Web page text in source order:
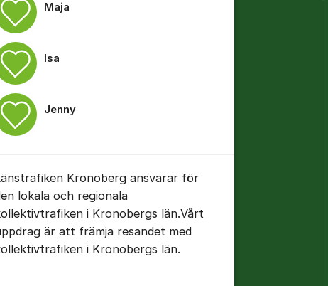
för inlägg/kommentar
Maja
Isa
Jenny
Kronoberg ansvarar för
lokala och regionala
i Kronobergs län.Vårt
är att främja resandet med
i Kronobergs län.